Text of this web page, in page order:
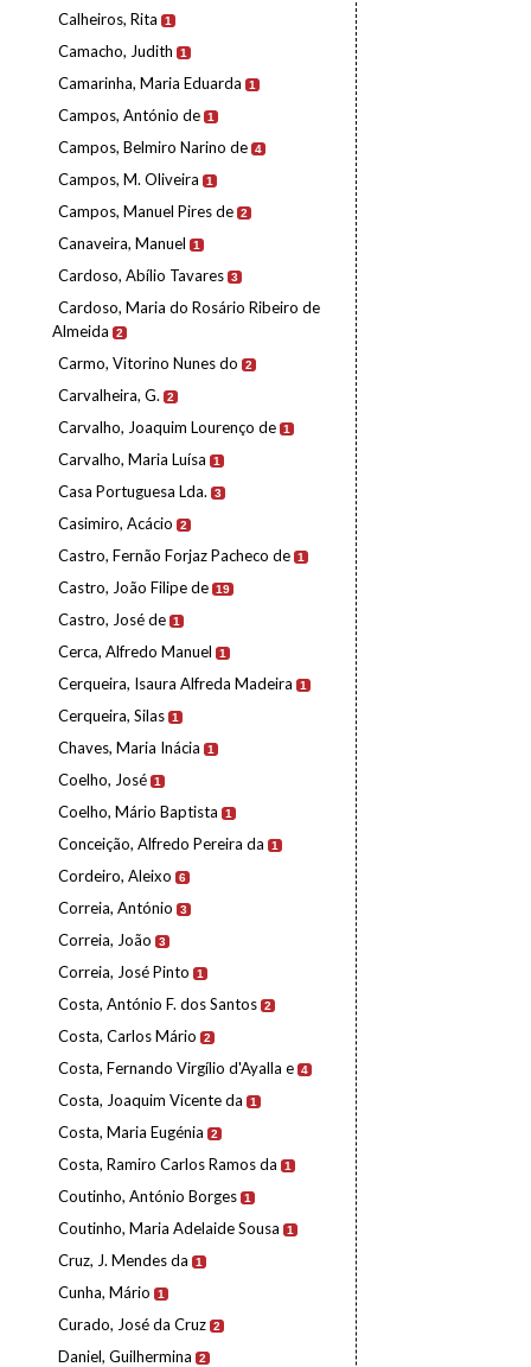
Calheiros, Rita 1
Camacho, Judith 1
Camarinha, Maria Eduarda 1
Campos, António de 1
Campos, Belmiro Narino de 4
Campos, M. Oliveira 1
Campos, Manuel Pires de 2
Canaveira, Manuel 1
Cardoso, Abílio Tavares 3
Cardoso, Maria do Rosário Ribeiro de
Almeida
2
Carmo, Vitorino Nunes do 2
Carvalheira, G. 2
Carvalho, Joaquim Lourenço de 1
Carvalho, Maria Luísa 1
Casa Portuguesa Lda. 3
Casimiro, Acácio 2
Castro, Fernão Forjaz Pacheco de 1
Castro, João Filipe de 19
Castro, José de 1
Cerca, Alfredo Manuel 1
Cerqueira, Isaura Alfreda Madeira 1
Cerqueira, Silas 1
Chaves, Maria Inácia 1
Coelho, José 1
Coelho, Mário Baptista 1
Conceição, Alfredo Pereira da 1
Cordeiro, Aleixo 6
Correia, António 3
Correia, João 3
Correia, José Pinto 1
Costa, António F. dos Santos 2
Costa, Carlos Mário 2
Costa, Fernando Virgílio d'Ayalla e 4
Costa, Joaquim Vicente da 1
Costa, Maria Eugénia 2
Costa, Ramiro Carlos Ramos da 1
Coutinho, António Borges 1
Coutinho, Maria Adelaide Sousa 1
Cruz, J. Mendes da 1
Cunha, Mário 1
Curado, José da Cruz 2
Daniel, Guilhermina 2